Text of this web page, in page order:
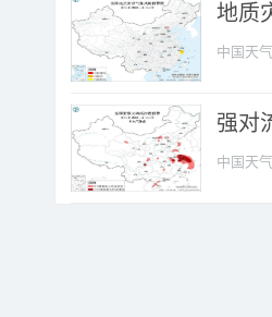
地质
中国天
强对
中国天